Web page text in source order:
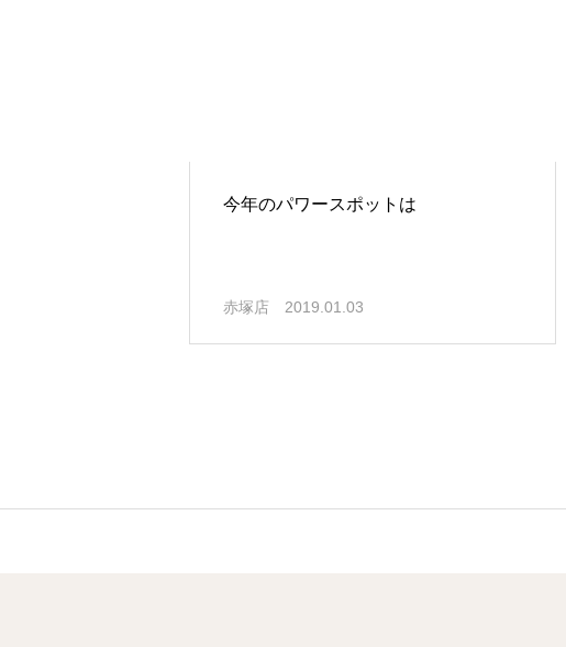
今年のパワースポットは
赤塚店 2019.01.03